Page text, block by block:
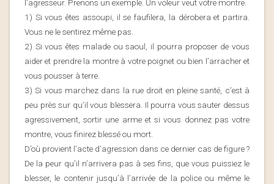
l’agresseur. Prenons un exemple. Un voleur veut votre montre.
1) Si vous êtes assoupi, il se faufilera, la dérobera et partira.
Vous ne le sentirez même pas.
2) Si vous êtes malade ou saoul, il pourra proposer de vous
aider et prendre la montre à votre poignet ou bien l’arracher et
vous pousser à terre.
3) Si vous marchez dans la rue droit en pleine santé, c’est à
peu près sur qu’il vous blessera. Il pourra vous sauter dessus
agressivement, sortir une arme et si vous donnez pas votre
montre, vous finirez blessé ou mort.
D’où provient l’acte d’agression dans ce dernier cas de figure ?
De la peur qu’il n’arrivera pas à ses fins, que vous puissiez le
blesser, le contenir jusqu’à l’arrivée de la police ou même le